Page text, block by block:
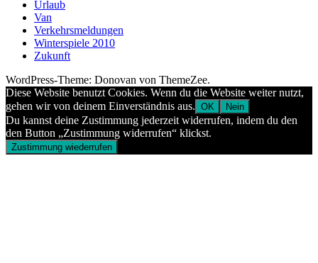
Urlaub
Van
Verkehrsmeldungen
Winterspiele 2010
Zukunft
WordPress-Theme: Donovan von ThemeZee.
Diese Website benutzt Cookies. Wenn du die Website weiter nutzt,
gehen wir von deinem Einverständnis aus. OK Nein
Du kannst deine Zustimmung jederzeit widerrufen, indem du den
den Button „Zustimmung widerrufen“ klickst.
Zustimmung wiederrufen